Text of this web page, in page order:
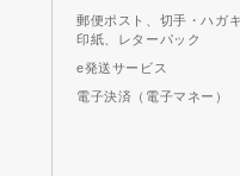
郵便ポスト、切手・ハガ
印紙、レターパック
e発送サービス
電子決済（電子マネー）